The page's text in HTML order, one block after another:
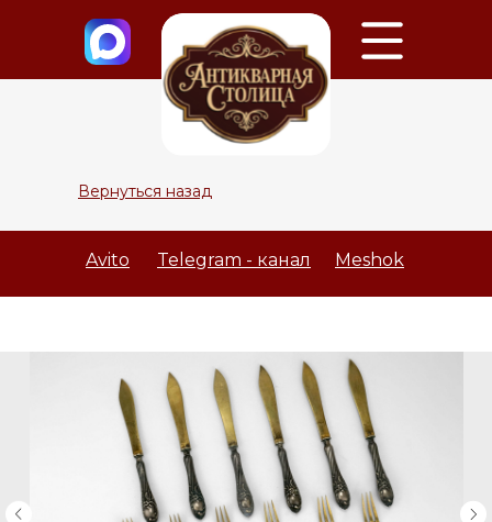
Вернуться назад
Meshok
Avito Telegram - канал